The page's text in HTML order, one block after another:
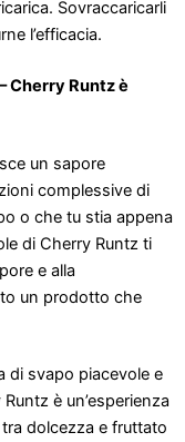
Sovraccaricarli
l’efficacia.
Cherry Runtz è
un sapore
complessive di
o che tu stia appena
di Cherry Runtz ti
e alla
un prodotto che
di svapo piacevole e
è un’esperienza
dolcezza e fruttato